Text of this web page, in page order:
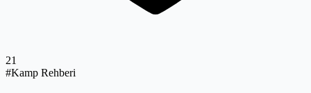
21
#Kamp Rehberi